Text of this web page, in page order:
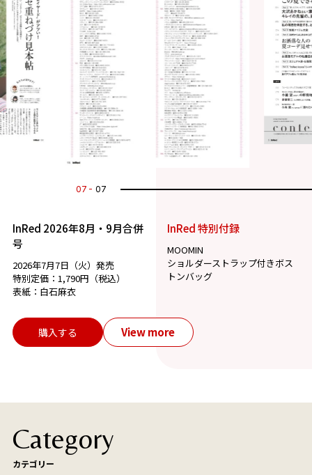
01 07
InRed 2026年8月・9月合併
号
2026年7月7日（火）発売
特別定価：1,790円（税込）
表紙：白石麻衣
InRed 特別付録
MOOMIN
ショルダーストラップ付きボス
トンバッグ
購入する View more
Category
カテゴリー